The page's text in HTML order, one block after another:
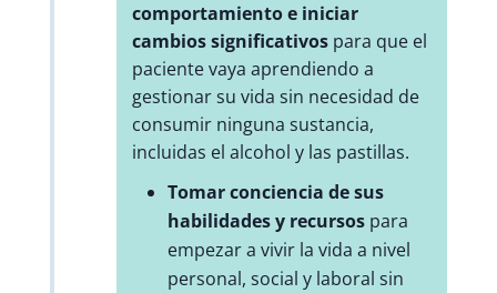
comportamiento e iniciar
cambios significativospara que el
paciente vaya aprendiendo a
gestionar su vida sin necesidad de
consumir ninguna sustancia,
incluidas el alcohol y las pastillas.
Tomar conciencia de sus
habilidades y recursospara
empezar a vivir la vida a nivel
personal, social y laboral sin